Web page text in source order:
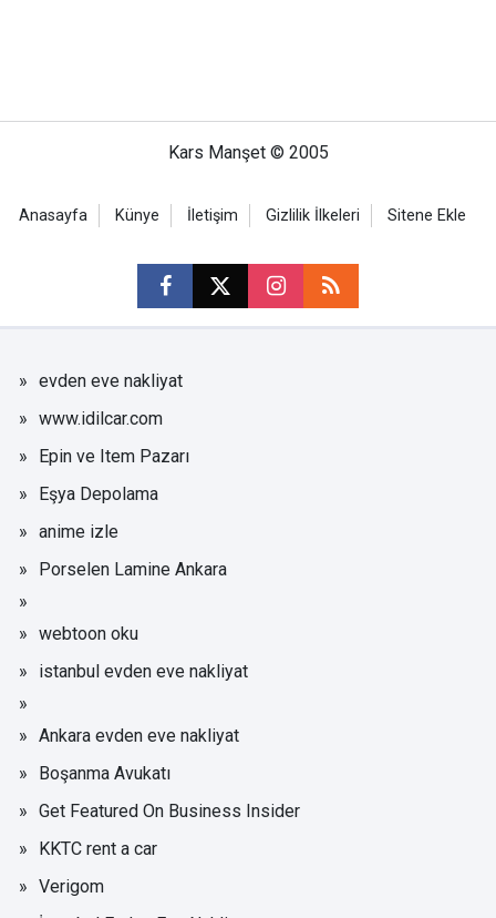
Kars Manşet © 2005
Anasayfa Künye İletişim Gizlilik İlkeleri Sitene Ekle
evden eve nakliyat
www.idilcar.com
Epin ve Item Pazarı
Eşya Depolama
anime izle
Porselen Lamine Ankara
webtoon oku
istanbul evden eve nakliyat
Ankara evden eve nakliyat
Boşanma Avukatı
Get Featured On Business Insider
KKTC rent a car
Verigom